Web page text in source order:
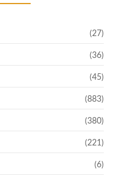
(27)
(36)
(45)
(883)
(380)
(221)
(6)